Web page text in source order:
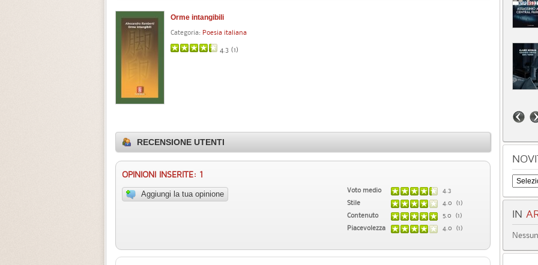
Orme intangibili
Categoria: Poesia italiana
4.3 (1)
RECENSIONE UTENTI
OPINIONI INSERITE: 1
Aggiungi la tua opinione Voto medio
4.3
Stile
4.0 (1)
Contenuto
5.0 (1)
Piacevolezza
4.0 (1)
IN